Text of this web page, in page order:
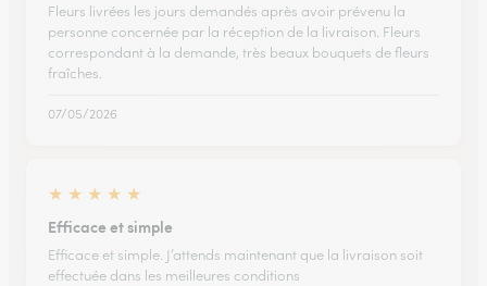
Fleurs livrées les jours demandés après avoir prévenu la
personne concernée par la réception de la livraison. Fleurs
correspondant à la demande, très beaux bouquets de fleurs
fraîches.
07/05/2026
★ ★ ★ ★ ★
Efficace et simple
Efficace et simple. J’attends maintenant que la livraison soit
effectuée dans les meilleures conditions